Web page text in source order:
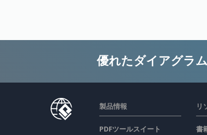
優れたダイアグラ
製品情報
PDFツールスイート
リ
書